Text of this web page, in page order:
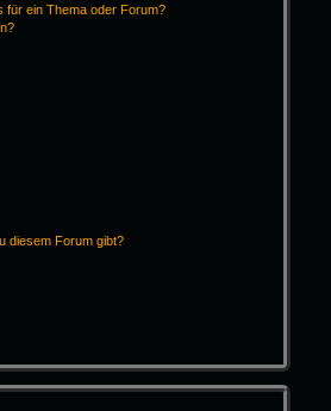
für ein Thema oder Forum?
diesem Forum gibt?